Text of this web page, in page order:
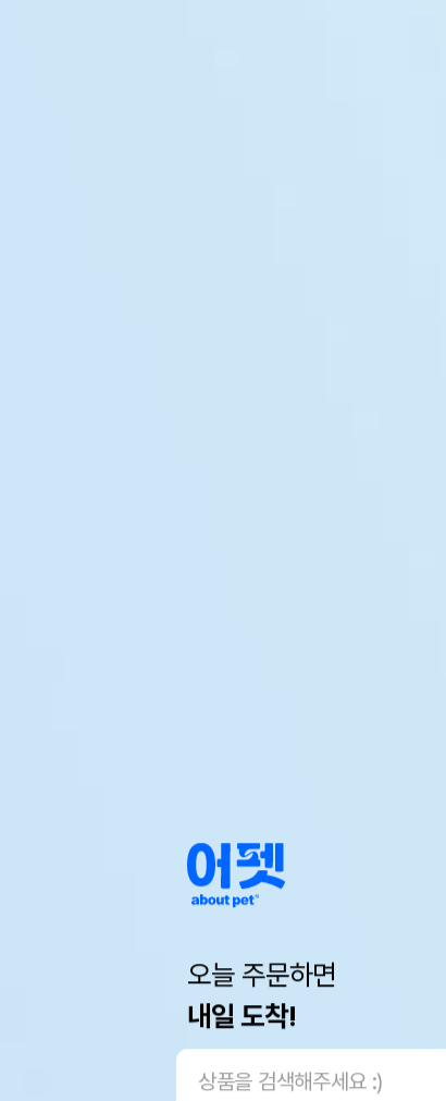
오늘 주문하면
내일 도착!